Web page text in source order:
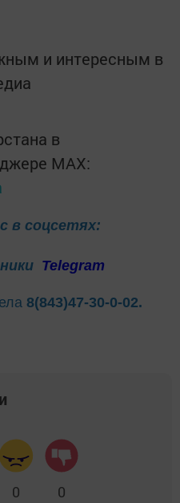
и интересным в
в
MАХ:
в соцсетях:
Telegram
8(843)47-30-0-02.
0 0